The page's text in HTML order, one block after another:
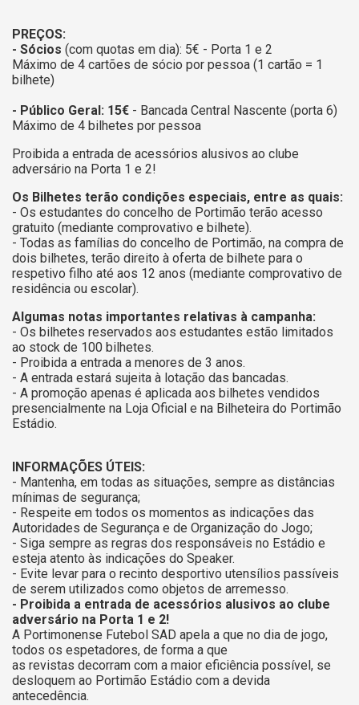
PREÇOS:
- Sócios (com quotas em dia): 5€ - Porta 1 e 2
Máximo de 4 cartões de sócio por pessoa (1 cartão = 1
bilhete)
- Público Geral: 15€ - Bancada Central Nascente (porta 6)
Máximo de 4 bilhetes por pessoa
Proibida a entrada de acessórios alusivos ao clube
adversário na Porta 1 e 2!
Os Bilhetes terão condições especiais, entre as quais:
- Os estudantes do concelho de Portimão terão acesso
gratuito (mediante comprovativo e bilhete).
- Todas as famílias do concelho de Portimão, na compra de
dois bilhetes, terão direito à oferta de bilhete para o
respetivo filho até aos 12 anos (mediante comprovativo de
residência ou escolar).
Algumas notas importantes relativas à campanha:
- Os bilhetes reservados aos estudantes estão limitados
ao stock de 100 bilhetes.
- Proibida a entrada a menores de 3 anos.
- A entrada estará sujeita à lotação das bancadas.
- A promoção apenas é aplicada aos bilhetes vendidos
presencialmente na Loja Oficial e na Bilheteira do Portimão
Estádio.
INFORMAÇÕES ÚTEIS:
- Mantenha, em todas as situações, sempre as distâncias
mínimas de segurança;
- Respeite em todos os momentos as indicações das
Autoridades de Segurança e de Organização do Jogo;
- Siga sempre as regras dos responsáveis no Estádio e
esteja atento às indicações do Speaker.
- Evite levar para o recinto desportivo utensílios passíveis
de serem utilizados como objetos de arremesso.
- Proibida a entrada de acessórios alusivos ao clube
adversário na Porta 1 e 2!
A Portimonense Futebol SAD apela a que no dia de jogo,
todos os espetadores, de forma a que
as revistas decorram com a maior eficiência possível, se
desloquem ao Portimão Estádio com a devida
antecedência.